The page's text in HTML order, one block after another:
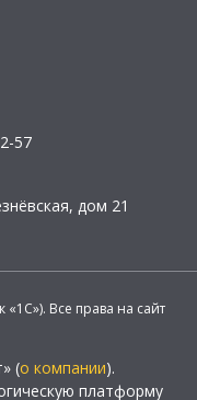
57
дом 21
Все права на сайт
(о компании).
платформу